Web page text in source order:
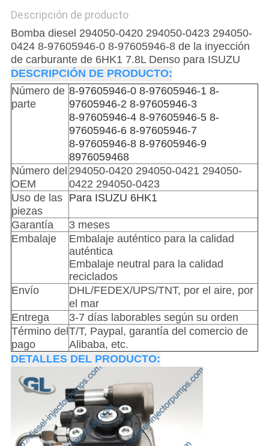
Descripción de producto
Bomba diesel 294050-0420 294050-0423 294050-
0424 8-97605946-0 8-97605946-8 de la inyección
de carburante de 6HK1 7.8L Denso para ISUZU
DESCRIPCIÓN DE PRODUCTO:
Número de
parte
8-97605946-0 8-97605946-1 8-
97605946-2 8-97605946-3
8-97605946-4 8-97605946-5 8-
97605946-6 8-97605946-7
8-97605946-8 8-97605946-9
8976059468
Número del
OEM
294050-0420 294050-0421 294050-
0422 294050-0423
Uso de las
piezas
Para ISUZU 6HK1
Garantía
3 meses
Embalaje
Embalaje auténtico para la calidad
auténtica
Embalaje neutral para la calidad
reciclados
Envío
DHL/FEDEX/UPS/TNT, por el aire, por
el mar
Entrega
3-7 días laborables según su orden
Término del
pago
T/T, Paypal, garantía del comercio de
Alibaba, etc.
DETALLES DEL PRODUCTO: